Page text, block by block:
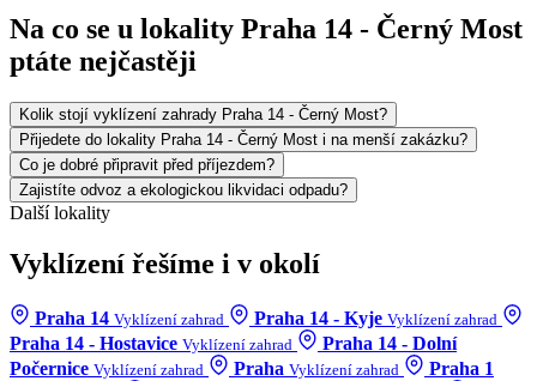
Na co se u lokality Praha 14 - Černý Most
ptáte nejčastěji
Kolik stojí vyklízení zahrady Praha 14 - Černý Most?
Přijedete do lokality Praha 14 - Černý Most i na menší zakázku?
Co je dobré připravit před příjezdem?
Zajistíte odvoz a ekologickou likvidaci odpadu?
Další lokality
Vyklízení řešíme i v okolí
Praha 14 Vyklízení zahrad Praha 14 - Kyje Vyklízení zahrad
Praha 14 - Hostavice Vyklízení zahrad
Praha 14 - Dolní
Počernice Vyklízení zahrad Praha Vyklízení zahrad Praha 1